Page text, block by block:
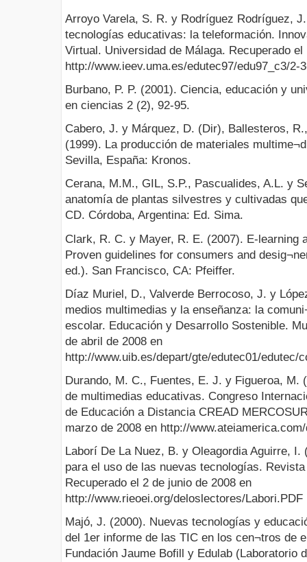
Arroyo Varela, S. R. y Rodríguez Rodríguez,
tecnologías educativas: la teleformación.
Virtual. Universidad de Málaga. Recuperado
http://www.ieev.uma.es/edutec97/edu97_c3/2-
Burbano, P. P. (2001). Ciencia, educación y
en ciencias 2 (2), 92-95.
Cabero, J. y Márquez, D. (Dir), Ballesteros,
(1999). La producción de materiales
Sevilla, España: Kronos.
Cerana, M.M., GIL, S.P., Pascualides, A.L. y
anatomía de plantas silvestres y cultivadas
CD. Córdoba, Argentina: Ed. Sima.
Clark, R. C. y Mayer, R. E. (2007). E-learning
Proven guidelines for consumers and
ed.). San Francisco, CA: Pfeiffer.
Díaz Muriel, D., Valverde Berrocoso, J. y
medios multimedias y la enseñanza: la
escolar. Educación y Desarrollo Sostenible.
de abril de 2008 en
http://www.uib.es/depart/gte/edutec01/edutec/
Durando, M. C., Fuentes, E. J. y Figueroa, M.
de multimedias educativas. Congreso
de Educación a Distancia CREAD
marzo de 2008 en http://
Laborí De La Nuez, B. y Oleagordia Aguirre,
para el uso de las nuevas tecnologías.
Recuperado el 2 de junio de 2008 en
http://www.rieoei.org/deloslectores/Labori.PDF
Majó, J. (2000). Nuevas tecnologías y
del 1er informe de las TIC en los cen¬tros de
Fundación Jaume Bofill y Edulab (Laboratorio